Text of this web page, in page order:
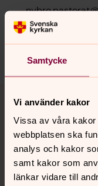
Samtycke
Vi använder kakor
Vissa av våra
webbplatsen ska
analys och kakor
samt kakor som
länkar vidare till
Dela
Kontakt